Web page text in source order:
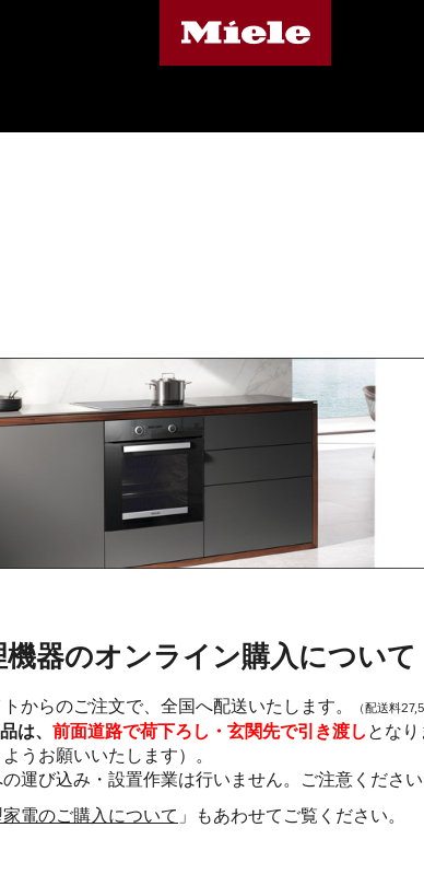
機器のオンライン購入について
からのご注文で、全国へ配送いたします。 （配送料
は、 前面道路で荷下ろし・玄関先で引き渡し とな
うお願いいたします）。
運び込み・設置作業は行いません。ご注意ください
家電のご購入について 」もあわせてご覧ください。